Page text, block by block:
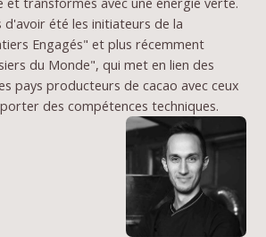
été les initiateurs de la
Engagés" et plus récemment
du Monde", qui met en lien des
pays producteurs de cacao avec ceux
des compétences techniques.